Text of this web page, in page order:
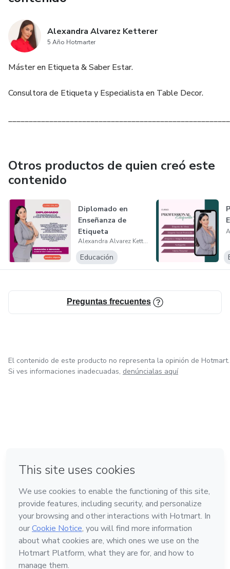
Alexandra Alvarez Ketterer
5 Año Hotmarter
Máster en Etiqueta & Saber Estar.
Consultora de Etiqueta y Especialista en Table Decor.
Otros productos de quien creó este
contenido
Diplomado en
Enseñanza de
Etiqueta
Profesional y
Empresarial
Alexandra Alvarez Ketterer
Educación
Preguntas frecuentes
El contenido de este producto no representa la opinión de Hotmart.
Si ves informaciones inadecuadas, denúncialas aquí
Hecho con❤ en Ciudad de México
Conoce Hotmart
Idioma
Español